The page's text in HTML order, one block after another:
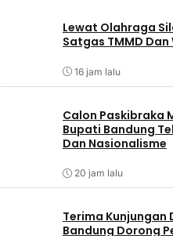
Lewat Olahraga
Satgas TMMD
16 jam lalu
Calon Paskibraka
Bupati Bandung
Dan Nasionalisme
20 jam lalu
Terima Kunjungan
Bandung Dorong